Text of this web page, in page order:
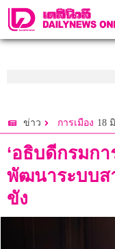
ข่าว การเมือง 18
‘อธิบดีกรมกา
พัฒนาระบบส
ขัง